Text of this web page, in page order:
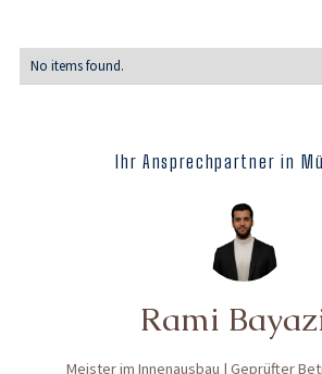
No items found.
Ihr Ansprechpartner in
Rami
Meister im Innenausbau | Geprüfter